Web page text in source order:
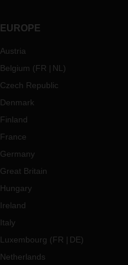
EUROPE
Austria
Belgium (FR NL )
Czech Republic
Denmark
Finland
France
Germany
Great Britain
Hungary
Ireland
Italy
Luxembourg (FR DE)
Netherlands